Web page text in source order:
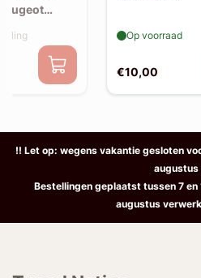
splitters
€10,00
Op voorraad
!! Let op: wegens vakantie gesloten
augustus
Bestellingen geplaatst tussen 7 en
augustus